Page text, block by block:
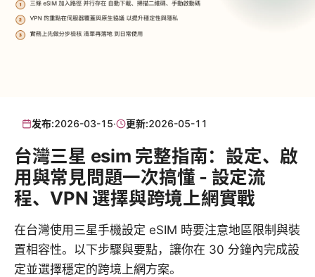
发布:2026-03-15· 更新:2026-05-11
台灣三星 esim 完整指南：設定、啟
用與常見問題一次搞懂 - 設定流
程、VPN 選擇與跨境上網實戰
在台灣使用三星手機設定 eSIM 時要注意地區限制與裝
置相容性。以下步驟與要點，讓你在 30 分鐘內完成設
定並選擇穩定的跨境上網方案。